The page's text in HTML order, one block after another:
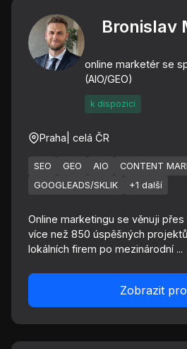
Bronislav
online marketér se
(AIO/GEO)
k dispozici
Praha | celá ČR
SEO GEO AIO
CONTENT
GOOGLEADS/SKLIK
+1 další
Online marketingu se věnuji přes
více než 850 úspěšných
lokálních firem po mezinárodní ...
Zobrazit